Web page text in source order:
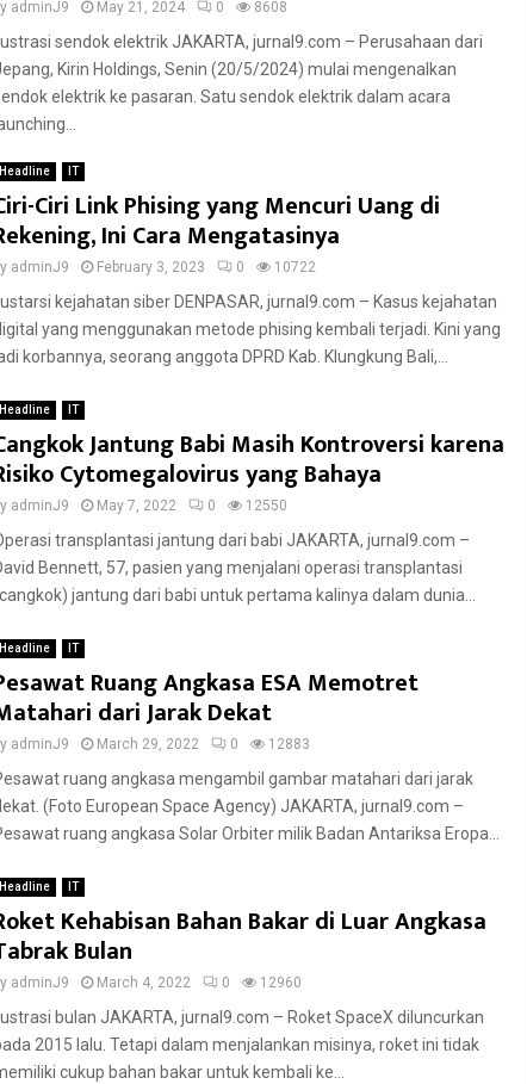
adminJ9 May 21, 2024 0 8608
sendok elektrik JAKARTA, jurnal9.com – Perusahaan dari
Kirin Holdings, Senin (20/5/2024) mulai mengenalkan
elektrik ke pasaran. Satu sendok elektrik dalam acara
Headline IT
Ciri Link Phising yang Mencuri Uang di
Ini Cara Mengatasinya
adminJ9 February 3, 2023 0 10722
kejahatan siber DENPASAR, jurnal9.com – Kasus kejahatan
yang menggunakan metode phising kembali terjadi. Kini yang
korbannya, seorang anggota DPRD Kab. Klungkung Bali,...
Headline IT
Jantung Babi Masih Kontroversi karena
Cytomegalovirus yang Bahaya
adminJ9 May 7, 2022 0 12550
transplantasi jantung dari babi JAKARTA, jurnal9.com –
Bennett, 57, pasien yang menjalani operasi transplantasi
jantung dari babi untuk pertama kalinya dalam dunia...
Headline IT
Ruang Angkasa ESA Memotret
dari Jarak Dekat
adminJ9 March 29, 2022 0 12883
ruang angkasa mengambil gambar matahari dari jarak
(Foto European Space Agency) JAKARTA, jurnal9.com –
ruang angkasa Solar Orbiter milik Badan Antariksa Eropa...
Headline IT
Kehabisan Bahan Bakar di Luar Angkasa
Bulan
adminJ9 March 4, 2022 0 12960
bulan JAKARTA, jurnal9.com – Roket SpaceX diluncurkan
2015 lalu. Tetapi dalam menjalankan misinya, roket ini tidak
cukup bahan bakar untuk kembali ke...